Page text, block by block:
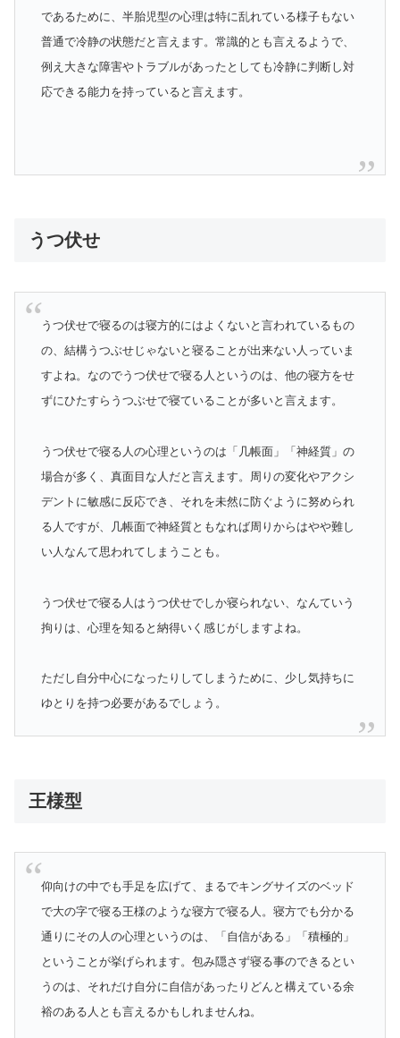
であるために、半胎児型の心理は特に乱れている様子もない
普通で冷静の状態だと言えます。常識的とも言えるようで、
例え大きな障害やトラブルがあったとしても冷静に判断し対
応できる能力を持っていると言えます。
うつ伏せ
うつ伏せで寝るのは寝方的にはよくないと言われているもの
の、結構うつぶせじゃないと寝ることが出来ない人っていま
すよね。なのでうつ伏せで寝る人というのは、他の寝方をせ
ずにひたすらうつぶせで寝ていることが多いと言えます。
うつ伏せで寝る人の心理というのは「几帳面」「神経質」の
場合が多く、真面目な人だと言えます。周りの変化やアクシ
デントに敏感に反応でき、それを未然に防ぐように努められ
る人ですが、几帳面で神経質ともなれば周りからはやや難し
い人なんて思われてしまうことも。
うつ伏せで寝る人はうつ伏せでしか寝られない、なんていう
拘りは、心理を知ると納得いく感じがしますよね。
ただし自分中心になったりしてしまうために、少し気持ちに
ゆとりを持つ必要があるでしょう。
王様型
仰向けの中でも手足を広げて、まるでキングサイズのベッド
で大の字で寝る王様のような寝方で寝る人。寝方でも分かる
通りにその人の心理というのは、「自信がある」「積極的」
ということが挙げられます。包み隠さず寝る事のできるとい
うのは、それだけ自分に自信があったりどんと構えている余
裕のある人とも言えるかもしれませんね。